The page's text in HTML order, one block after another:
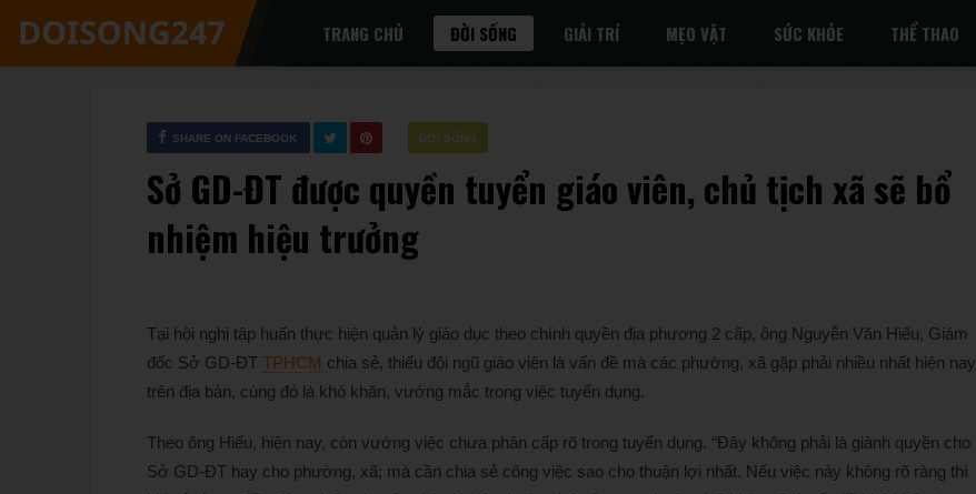
TRANG CHỦ ĐỜI SỐNG GIẢI TRÍ MẸO VẶT SỨC KHỎE THỂ THAO
ĐỜI SỐNG
SHARE ON FACEBOOK
Sở GD-ĐT được quyền tuyển giáo viên, chủ tịch xã sẽ bổ
nhiệm hiệu trưởng
Tại hội nghị tập huấn thực hiện quản lý giáo dục theo chính quyền địa phương 2 cấp, ông Nguyễn Văn Hiếu, Giám
đốc Sở GD-ĐT TPHCM chia sẻ, thiếu đội ngũ giáo viên là vấn đề mà các phường, xã gặp phải nhiều nhất hiện nay
trên địa bàn, cùng đó là khó khăn, vướng mắc trong việc tuyển dụng.
Theo ông Hiếu, hiện nay, còn vướng việc chưa phân cấp rõ trong tuyển dụng. “Đây không phải là giành quyền cho
Sở GD-ĐT hay cho phường, xã; mà cần chia sẻ công việc sao cho thuận lợi nhất. Nếu việc này không rõ ràng thì